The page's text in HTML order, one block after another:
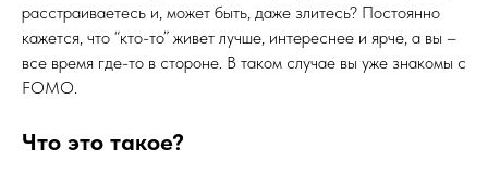
расстраиваетесь и, может быть, даже злитесь? Постоянно
кажется, что “кто-то” живет лучше, интереснее и ярче, а вы –
все время где-то в стороне. В таком случае вы уже знакомы с
FOMO.
Что это такое?